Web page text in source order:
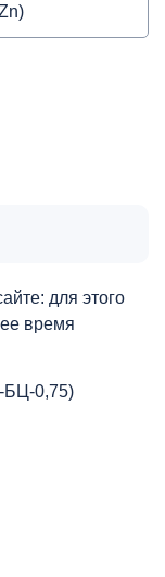
для этого
время
БЦ-0,75)